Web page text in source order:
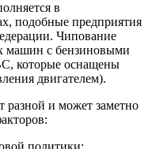
в
подобные предприятия
Чипование
машин с бензиновыми
которые оснащены
двигателем).
разной и может заметно